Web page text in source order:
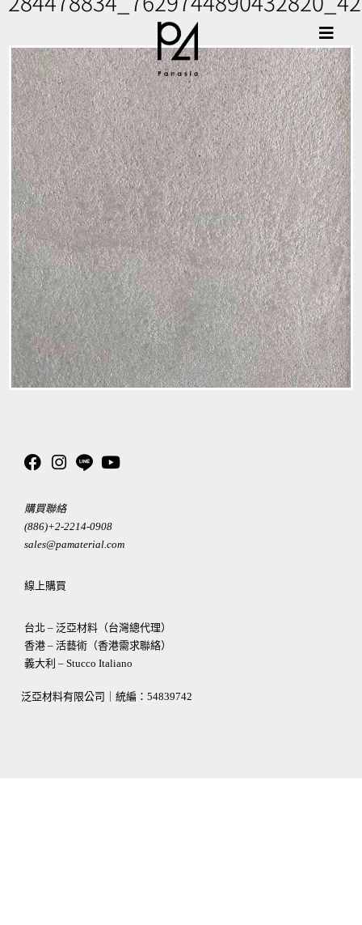
購買聯絡
(886)+2-2214-0908
sales@pamaterial.com
線上購買
台北 – 泛亞材料（台灣總代理）
香港 – 活藝術（香港需求聯絡）
義大利 – Stucco Italiano
泛亞材料有限公司｜統編： 54839742